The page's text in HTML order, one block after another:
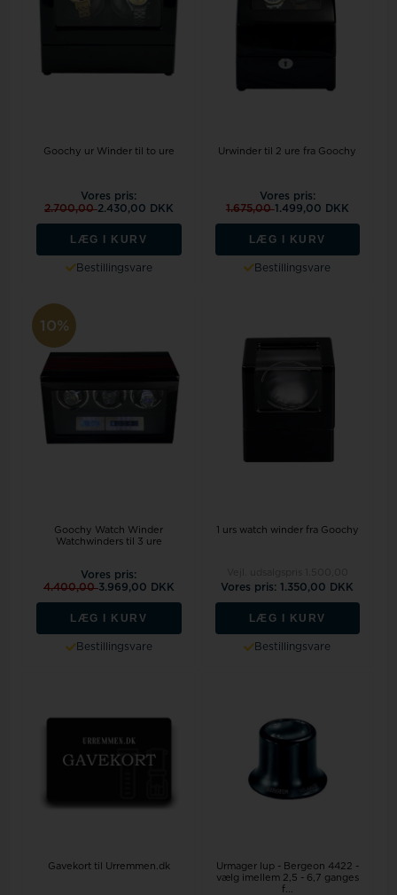
Goochy ur Winder til to ure
Vores pris:
2.700,002.430,00 DKK
LÆG I KURV
Bestillingsvare
Urwinder til 2 ure fra Goochy
Vores pris:
1.675,001.499,00 DKK
LÆG I KURV
Bestillingsvare
10%
Goochy Watch Winder
Watchwinders til 3 ure
Vores pris:
4.400,003.969,00 DKK
LÆG I KURV
Bestillingsvare
1 urs watch winder fra Goochy
Vores pris: 1.350,00 DKK
LÆG I KURV
Bestillingsvare
Gavekort til Urremmen.dk
Urmager lup - Bergeon 4422 -
vælg imellem 2,5 - 6,7 ganges
f...